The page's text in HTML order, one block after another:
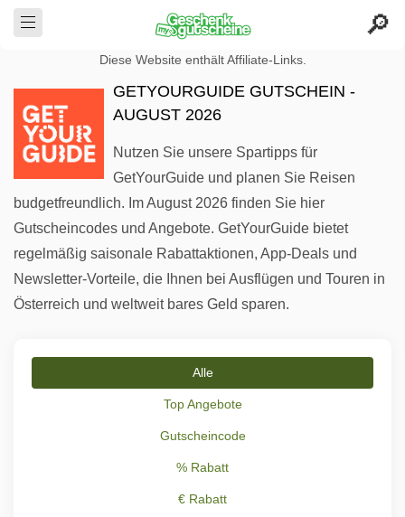
Diese Website enthält Affiliate-Links.
GETYOURGUIDE GUTSCHEIN -
AUGUST 2026
Nutzen Sie unsere Spartipps für
GetYourGuide und planen Sie Reisen
budgetfreundlich. Im August 2026 finden Sie hier
Gutscheincodes und Angebote. GetYourGuide bietet
regelmäßig saisonale Rabattaktionen, App-Deals und
Newsletter-Vorteile, die Ihnen bei Ausflügen und Touren in
Österreich und weltweit bares Geld sparen.
Alle
Top Angebote
Gutscheincode
% Rabatt
€ Rabatt